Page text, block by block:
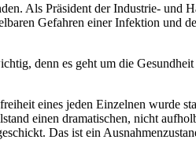
Als Präsident der Industrie- und
Gefahren einer Infektion und
denn es geht um die
eines jeden Einzelnen wurde
einen dramatischen, nicht
Das ist ein